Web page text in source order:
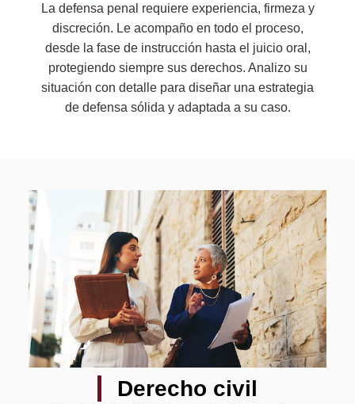
La defensa penal requiere experiencia, firmeza y
discreción. Le acompaño en todo el proceso,
desde la fase de instrucción hasta el juicio oral,
protegiendo siempre sus derechos. Analizo su
situación con detalle para diseñar una estrategia
de defensa sólida y adaptada a su caso.
Derecho civil